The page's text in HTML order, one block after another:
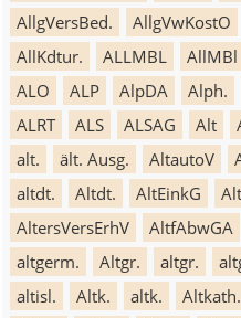
AllgVersBed.
AllgVwKostO
AllKdtur.
ALLMBL AllMBl
ALO
ALP AlpDA Alph.
ALRT
ALS ALSAG Alt
alt.
ält. Ausg. AltautoV
altdt.
Altdt. AltEinkG
AltersVersErhV
AltfAbwGA
altgerm.
Altgr. altgr.
altisl.
Altk. altk. Altkath.